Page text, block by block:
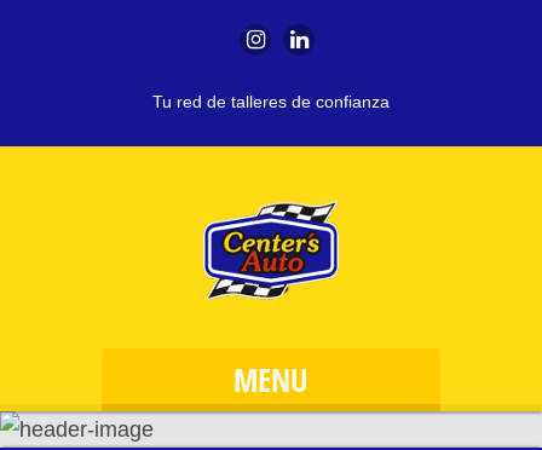
Tu red de talleres de confianza
MENU